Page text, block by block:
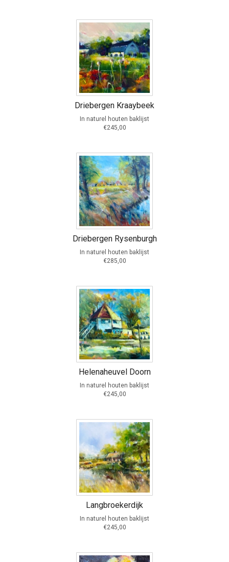
Driebergen Kraaybeek
In naturel houten baklijst
€245,00
Driebergen Rysenburgh
In naturel houten baklijst
€285,00
Helenaheuvel Doorn
In naturel houten baklijst
€245,00
Langbroekerdijk
In naturel houten baklijst
€245,00